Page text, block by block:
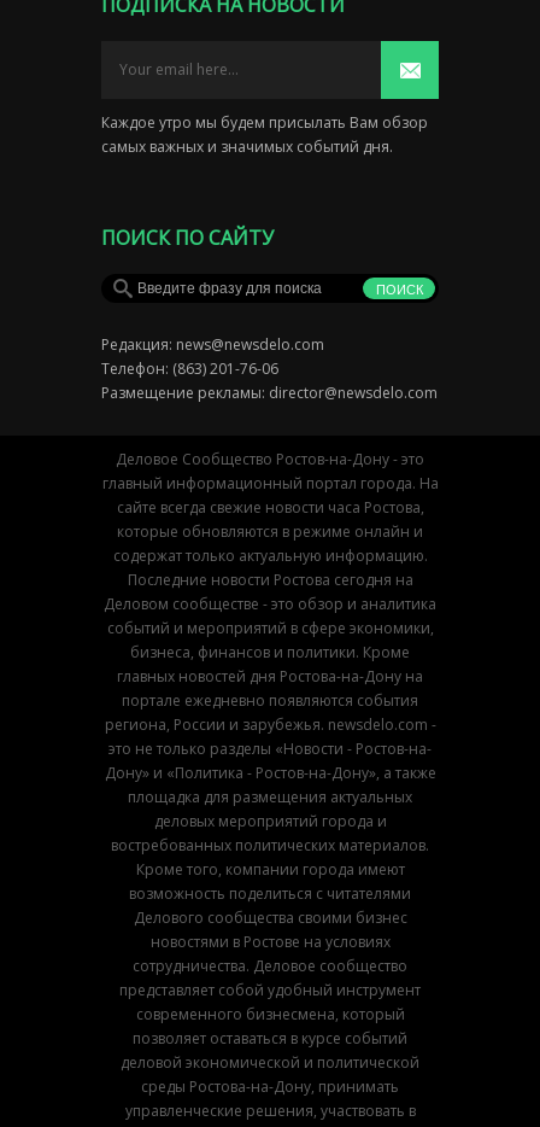
Каждое утро мы будем присылать Вам обзор
самых важных и значимых событий дня.
ПОИСК ПО САЙТУ
Редакция: news@newsdelo.com
Телефон: (863) 201-76-06
Размещение рекламы: director@newsdelo.com
Деловое Сообщество Ростов-на-Дону - это
главный информационный портал города. На
сайте всегда свежие новости часа Ростова,
которые обновляются в режиме онлайн и
содержат только актуальную информацию.
Последние новости Ростова сегодня на
Деловом сообществе - это обзор и аналитика
событий и мероприятий в сфере экономики,
бизнеса, финансов и политики. Кроме
главных новостей дня Ростова-на-Дону на
портале ежедневно появляются события
региона, России и зарубежья. newsdelo.com -
это не только разделы «Новости - Ростов-на-
Дону» и «Политика - Ростов-на-Дону», а также
площадка для размещения актуальных
деловых мероприятий города и
востребованных политических материалов.
Кроме того, компании города имеют
возможность поделиться с читателями
Делового сообщества своими бизнес
новостями в Ростове на условиях
сотрудничества. Деловое сообщество
представляет собой удобный инструмент
современного бизнесмена, который
позволяет оставаться в курсе событий
деловой экономической и политической
среды Ростова-на-Дону, принимать
управленческие решения, участвовать в